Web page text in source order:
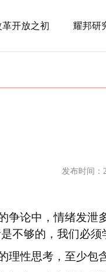
革开放之初 耀邦研
发布时间：
争论中，情绪发泄
不够的，我们必
理性思考，至少包